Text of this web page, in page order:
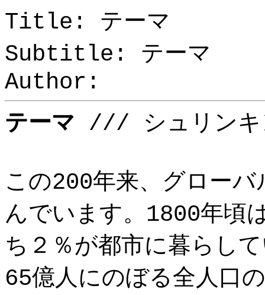
Title: テーマ
Subtitle: テーマ
Author:
テーマ /// シュリン
この200年来、グロー
んでいます。1800年頃
ち２％が都市に暮らし
65億人にのぼる全人口